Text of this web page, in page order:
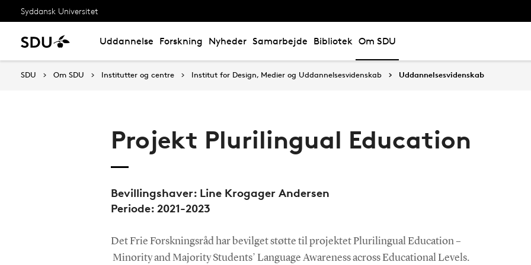
Syddansk Universitet
Uddannelse Forskning Nyheder Samarbejde Bibliotek Om SDU
SDU Om SDU Institutter og centre Institut for Design, Medier og Uddannelsesvidenskab Uddannelsesvidenskab
Projekt Plurilingual Education
Bevillingshaver: Line Krogager Andersen
Periode: 2021-2023
Det Frie Forskningsråd har bevilget støtte til projektet Plurilingual Education –
Minority and Majority Students’ Language Awareness across Educational Levels.